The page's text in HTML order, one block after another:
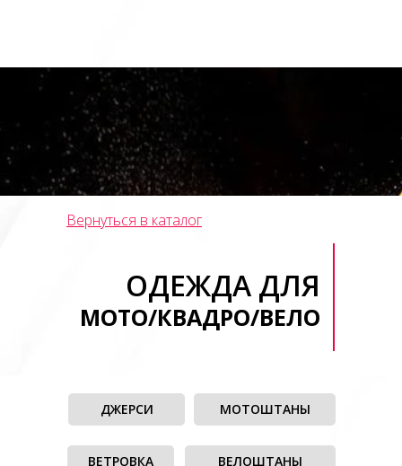
ОДЕЖДА ДЛЯ
МОТО/КВАДРО/ВЕЛО
Вернуться в каталог
ДЖЕРСИ МОТОШТАНЫ
ВЕЛОШТАНЫ
ВЕТРОВКА